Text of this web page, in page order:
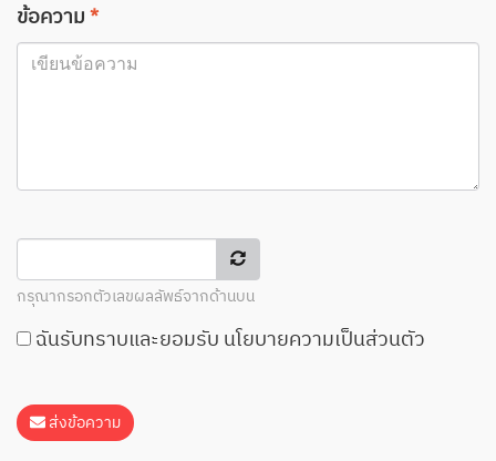
ข้อความ*
กรุณากรอกตัวเลขผลลัพธ์จากด้านบน
ฉันรับทราบและยอมรับ นโยบายความเป็นส่วนตัว
ส่งข้อความ